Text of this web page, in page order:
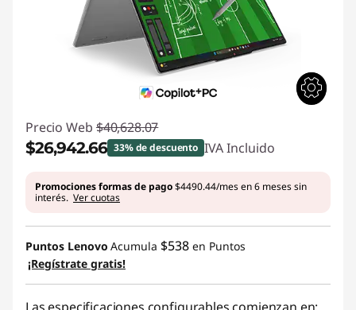
Precio Web $40,628.07
$26,942.66 33% de descuento IVA Incluido
Ahorros instantáneos :
Promociones formas de pago$4490.44/mes en 6 meses sin
interés. Ver cuotas
Puntos Lenovo Acumula $538 en Puntos
¡Regístrate gratis!